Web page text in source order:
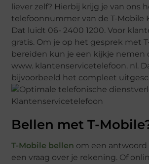
liever zelf? Hierbij krijg je van ons
telefoonnummer van de T-Mobile
Dat luidt 06- 2400 1200. Voor
gratis. Om je op het gesprek met
bereiden kun je een kijkje nemen
www. klantenservicetelefoon. nl.
bijvoorbeeld het compleet
Bellen met T-
T-Mobile bellen om een
een vraag over je rekening. Of